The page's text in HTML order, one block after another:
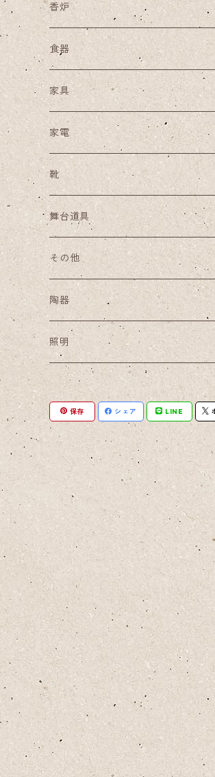
香炉
食器
家具
家電
靴
舞台道具
その他
陶器
小皿
豆皿
酒器セット
照明
ペンダントライト
保存 シェア LINE